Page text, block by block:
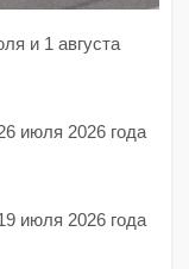
и 1 августа
июля 2026 года
июля 2026 года